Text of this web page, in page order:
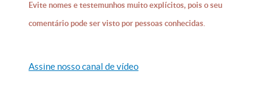
Evite nomes e testemunhos muito explícitos, pois o seu
comentário pode ser visto por pessoas conhecidas.
Assine nosso canal de vídeo